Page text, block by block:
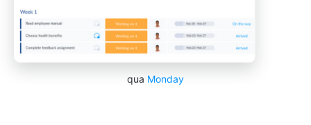
qua Monday